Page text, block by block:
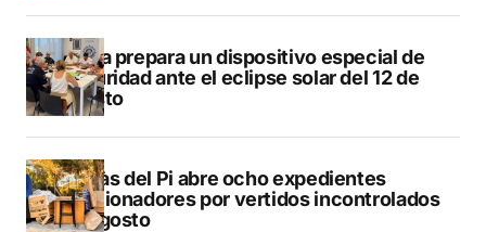
Xàbia prepara un dispositivo especial de
seguridad ante el eclipse solar del 12 de
agosto
L’Alfàs del Pi abre ocho expedientes
sancionadores por vertidos incontrolados
en agosto